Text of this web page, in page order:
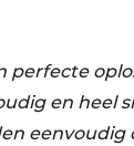
perfecte
en heel